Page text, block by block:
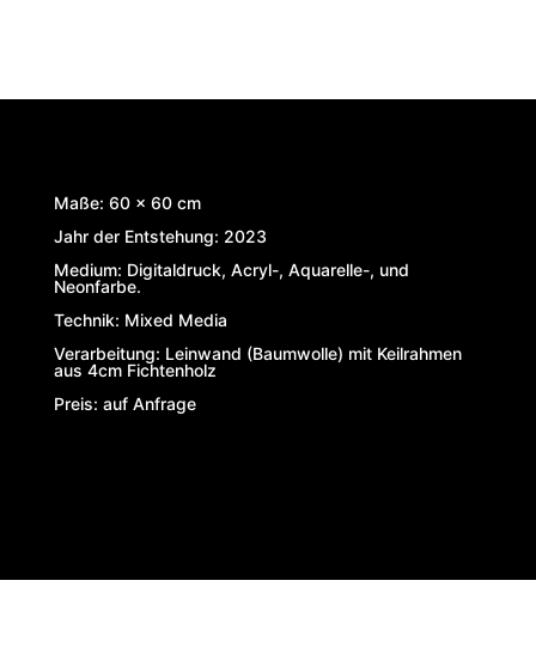
Maße: 60 x 60 cm
Jahr der Entstehung: 2023
Medium: Digitaldruck, Acryl-, Aquarelle-, und
Neonfarbe.
Technik: Mixed Media
Verarbeitung: Leinwand (Baumwolle) mit Keilrahmen
aus 4cm Fichtenholz
Preis: auf Anfrage